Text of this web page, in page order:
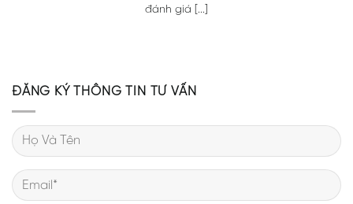
đánh giá [...]
ĐĂNG KÝ THÔNG TIN TƯ VẤN